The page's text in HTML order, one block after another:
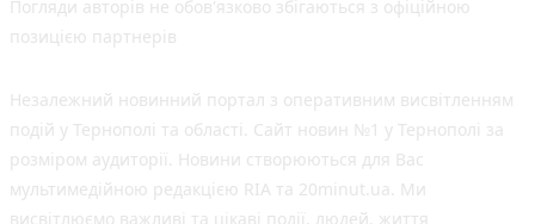
Погляди авторів не обов'язково збігаються з офіційною
позицією партнерів
Незалежний новинний портал з оперативним висвітленням
подій у Тернополі та області. Сайт новин №1 у Тернополі за
розміром аудиторії. Новини створюються для Вас
мультимедійною редакцією RIA та 20minut.ua. Ми
висвітлюємо важливі та цікаві події, людей, життя